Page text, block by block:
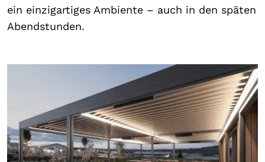
ein einzigartiges Ambiente – auch in den späten
Abendstunden.